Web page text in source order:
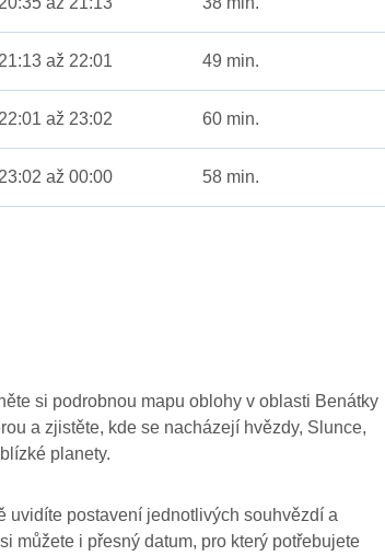
21:13 až 22:01 49 min.
22:01 až 23:02 60 min.
23:02 až 00:00 58 min.
si podrobnou mapu oblohy v oblasti Benátky
a zjistěte, kde se nacházejí hvězdy, Slunce,
planety.
uvidíte postavení jednotlivých souhvězdí a
můžete i přesný datum, pro který potřebujete